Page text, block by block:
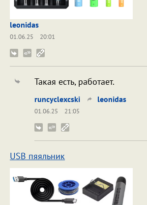
leonidas
01.06.25
20:01
Такая есть, работает.
runcyclexcski leonidas
01.06.25
21:05
USB пяяльник